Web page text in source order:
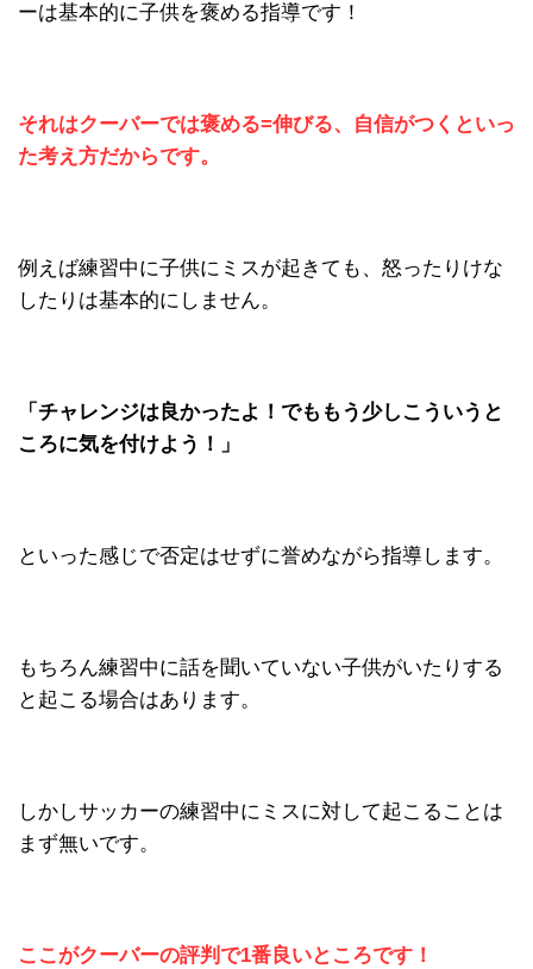
ーは基本的に子供を褒める指導です！
それはクーバーでは褒める=伸びる、自信がつくといっ
た考え方だからです。
例えば練習中に子供にミスが起きても、怒ったりけな
したりは基本的にしません。
「チャレンジは良かったよ！でももう少しこういうと
ころに気を付けよう！」
といった感じで否定はせずに誉めながら指導します。
もちろん練習中に話を聞いていない子供がいたりする
と起こる場合はあります。
しかしサッカーの練習中にミスに対して起こることは
まず無いです。
ここがクーバーの評判で1番良いところです！